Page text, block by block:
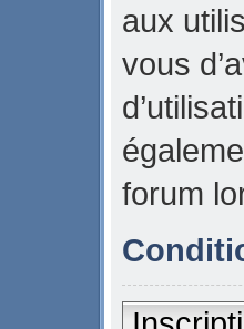
aux
vous
forum